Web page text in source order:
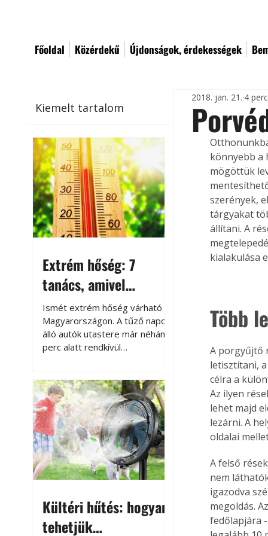
Főoldal Közérdekű Újdonságok, érdekességek
Kiemelt tartalom
Extrém hőség: 7
tanács, amivel
megóvhatjuk
autónkat a nyári
károktól
Ismét extrém hőség várható
Magyarországon. A tűző napon
álló autók utastere már néhány
perc alatt rendkívül
megközelítheti. Ez nemcsak a
beszállást teszi kellemetlenné,
hanem az autó állapotára és a
benne hagyott tárgyakra is
káros hatással lehet. Néhány
egyszerű óvintézkedéssel
azonban jelentősen
csökkenthetjük a hőség káros
Kültéri hűtés: hogyan
tehetjük
2018. jan. 21. 4
könnyebb a
mögöttük
szerények,
tárgyakat
állítani. A
kialakulása
Több
A porgyűjtő
letisztítani,
célra a
Az ilyen
lehet majd
lezárni. A
oldalai
A felső
nem
igazodva
megoldás.
fedőlapjára